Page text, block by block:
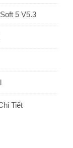
5 V5.3
Tiết